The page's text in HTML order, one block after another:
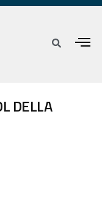
DELLA